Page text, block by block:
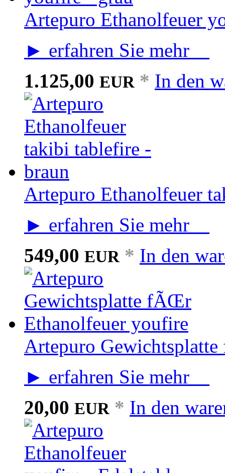
Artepuro Ethanolfeuer
► erfahren Sie mehr
1.125,00 EUR * In den
Artepuro Ethanolfeuer
► erfahren Sie mehr
549,00 EUR * In den
Artepuro
► erfahren Sie mehr
20,00 EUR * In den